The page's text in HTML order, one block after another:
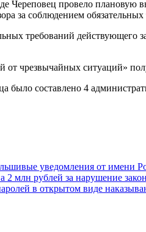
Череповец провело
за соблюдением
требований действующего
чрезвычайных ситуаций»
составлено 4
уведомления от имени
2 млн рублей за нарушение
в открытом виде